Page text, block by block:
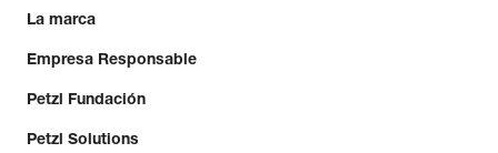
La marca
Empresa Responsable
Petzl Fundación
Petzl Solutions